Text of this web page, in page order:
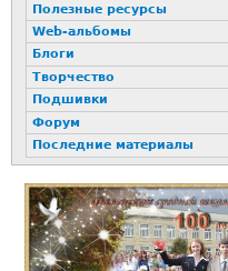
Полезные ресурсы
Web-альбомы
Блоги
Творчество
Подшивки
Форум
Последние материалы